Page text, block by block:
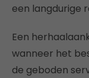
een langdurige
Een
wanneer het
de geboden